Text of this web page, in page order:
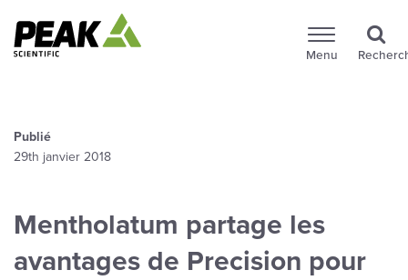
Menu
Publié
29th janvier 2018
Mentholatum partage les
avantages de Precision pour